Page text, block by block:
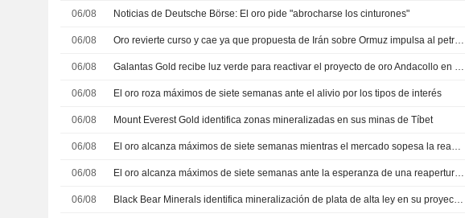
06/08 Noticias de Deutsche Börse: El oro pide "abrocharse los cinturones"
06/08 Oro revierte curso y cae ya que propuesta de Irán sobre Ormuz impulsa al petróleo
06/08 Galantas Gold recibe luz verde para reactivar el proyecto de oro Andacollo en Chile
06/08 El oro roza máximos de siete semanas ante el alivio por los tipos de interés
06/08 Mount Everest Gold identifica zonas mineralizadas en sus minas de Tíbet
06/08 El oro alcanza máximos de siete semanas mientras el mercado sopesa la reapertura de Ormuz
06/08 El oro alcanza máximos de siete semanas ante la esperanza de una reapertura del estrecho de Ormuz
06/08 Black Bear Minerals identifica mineralización de plata de alta ley en su proyecto de Estados Unidos